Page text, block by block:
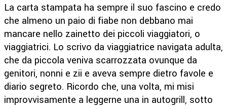
La carta stampata ha sempre il suo fascino e credo
che almeno un paio di fiabe non debbano mai
mancare nello zainetto dei piccoli viaggiatori, o
viaggiatrici. Lo scrivo da viaggiatrice navigata adulta,
che da piccola veniva scarrozzata ovunque da
genitori, nonni e zii e aveva sempre dietro favole e
diario segreto. Ricordo che, una volta, mi misi
improvvisamente a leggerne una in autogrill, sotto